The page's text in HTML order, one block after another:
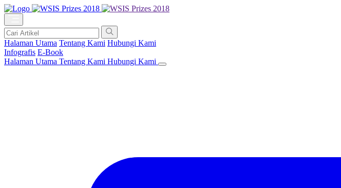
Halaman Utama Tentang Kami Hubungi Kami
Infografis E-Book
Halaman Utama Tentang Kami Hubungi Kami